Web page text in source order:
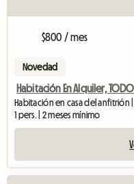
$800 / mes
Novedad
Habitación En Alquiler, TODOS
Habitación en casa del anfitrión |
1 pers. | 2 meses mínimo